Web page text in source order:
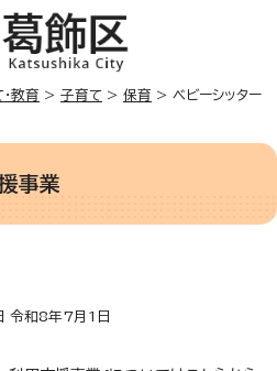
教育 > 子育て > 保育 > ベビーシッター
事業
和8年7月1日